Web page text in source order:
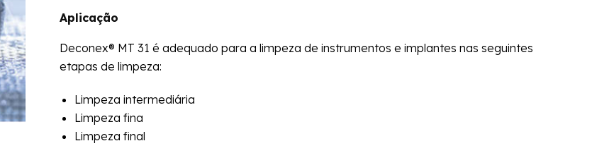
Aplicação
Deconex® MT 31 é adequado para a limpeza de instrumentos e implantes nas seguintes
etapas de limpeza:
Limpeza intermediária
Limpeza fina
Limpeza final